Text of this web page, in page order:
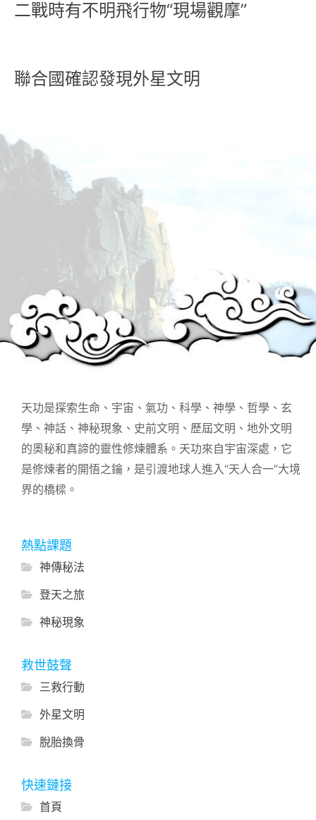
二戰時有不明飛行物“現場觀摩”
聯合國確認發現外星文明
天功是探索生命、宇宙、氣功、科學、神學、哲學、玄
學、神話、神秘現象、史前文明、歷屆文明、地外文明
的奧秘和真諦的靈性修煉體系。天功來自宇宙深處，它
是修煉者的開悟之鑰，是引渡地球人進入“天人合一”大境
界的橋樑。
熱點課題
神傳秘法
登天之旅
神秘現象
救世鼓聲
三救行動
外星文明
脫胎換骨
快速鏈接
首頁